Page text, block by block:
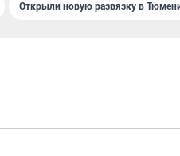
Открыли новую развязку в